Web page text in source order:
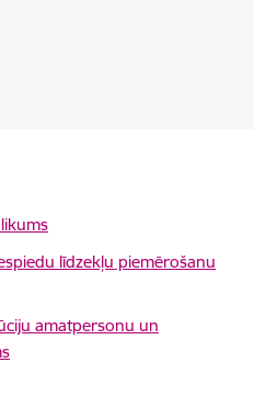
līdzekļu piemērošanu
amatpersonu un